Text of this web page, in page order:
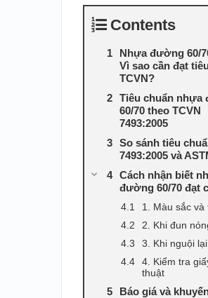
Contents
Nhựa đường 60/
Vì sao cần đạt
TCVN?
Tiêu chuẩn nhựa
60/70 theo TCVN
7493:2005
So sánh tiêu
7493:2005 và
Cách nhận biết
đường 60/70 đạt
1. Màu sắc và
2. Khi đun
3. Khi nguội lại
4. Kiểm tra
thuật
Báo giá và